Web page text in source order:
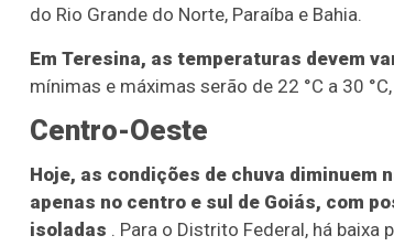
do Rio Grande do Norte, Paraíba e Bahia.
Em Teresina, as temperaturas devem
mínimas e máximas serão de 22 °C a 30
Centro-Oeste
Hoje, as condições de chuva diminuem
apenas no centro e sul de Goiás, com
isoladas . Para o Distrito Federal, há